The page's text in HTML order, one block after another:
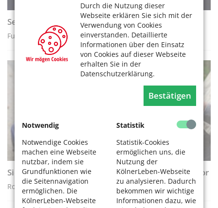
Durch die Nutzung dieser
Webseite erklären Sie sich mit der
Verwendung von Cookies
einverstanden. Detaillierte
Informationen über den Einsatz
von Cookies auf dieser Webseite
erhalten Sie in der
Datenschutzerklärung.
Bestätigen
Notwendig
Notwendige Cookies
machen eine Webseite
nutzbar, indem sie
Grundfunktionen wie
die Seitennavigation
ermöglichen. Die
KölnerLeben-Webseite
Statistik
Statistik-Cookies
ermöglichen uns, die
Nutzung der
KölnerLeben-Webseite
zu analysieren. Dadurch
bekommen wir wichtige
Informationen dazu, wie
Sehen und gesehen werden – Fußgänger
Fußgänger im Großstadtverkehr
Sicher über schwieriges Pflaster – mit dem Rollator
Rollatoren sichern Millionen Menschen Mobilität